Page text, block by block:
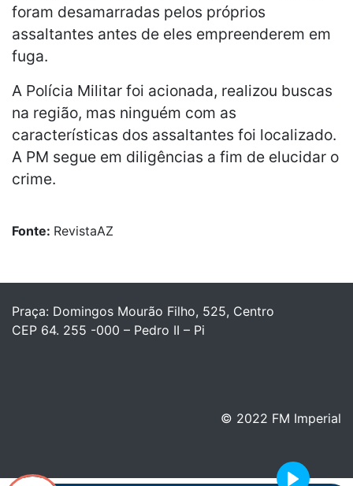
foram desamarradas pelos próprios
assaltantes antes de eles empreenderem em
fuga.
A Polícia Militar foi acionada, realizou buscas
na região, mas ninguém com as
características dos assaltantes foi localizado.
A PM segue em diligências a fim de elucidar o
crime.
Fonte: RevistaAZ
Play
Praça: Domingos Mourão Filho, 525, Centro
CEP 64. 255 -000 – Pedro II – Pi
© 2022 FM Imperial